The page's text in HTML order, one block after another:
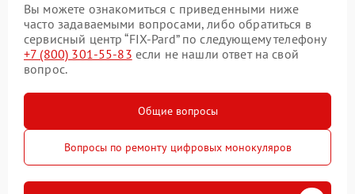
Вы можете ознакомиться с приведенными ниже
часто задаваемыми вопросами, либо обратиться в
сервисный центр “FIX-Pard” по следующему телефону
+7 (800) 301-55-83 если не нашли ответ на свой
вопрос.
Общие вопросы
Вопросы по ремонту цифровых монокуляров